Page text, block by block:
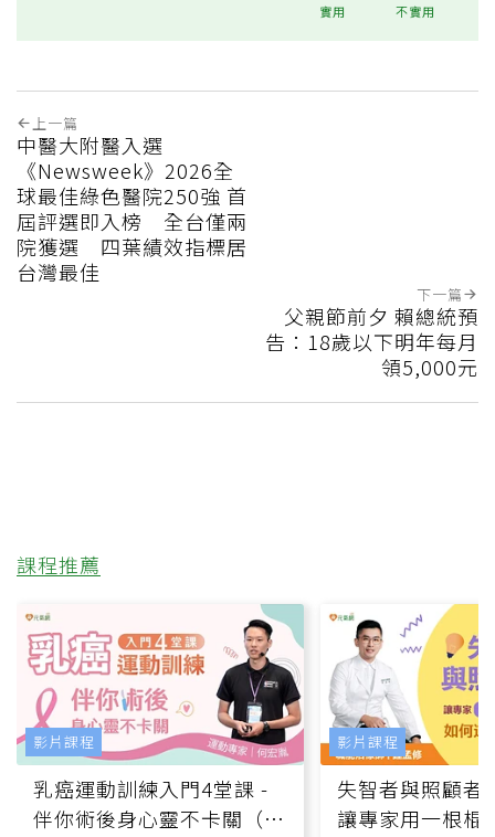
實用 不實用
上一篇
中醫大附醫入選
《Newsweek》2026全
球最佳綠色醫院250強 首
屆評選即入榜 全台僅兩
院獲選 四葉績效指標居
台灣最佳
下一篇
父親節前夕 賴總統預
告：18歲以下明年每月
領5,000元
課程推薦
乳癌運動訓練入門4堂課 -
伴你術後身心靈不卡關（線
影片課程
失智者與照顧者
讓專家用一根棍
影片課程